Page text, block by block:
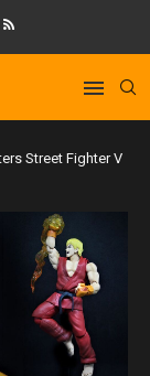
Street Fighter V